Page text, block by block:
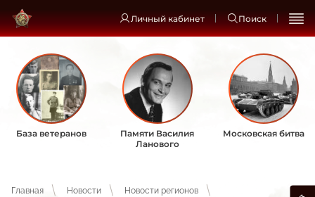
Личный кабинет Поиск
База ветеранов
Памяти Василия
Ланового
Московская битва
Главная Новости
Новости регионов